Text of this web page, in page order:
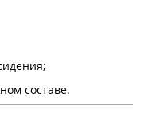
составе.